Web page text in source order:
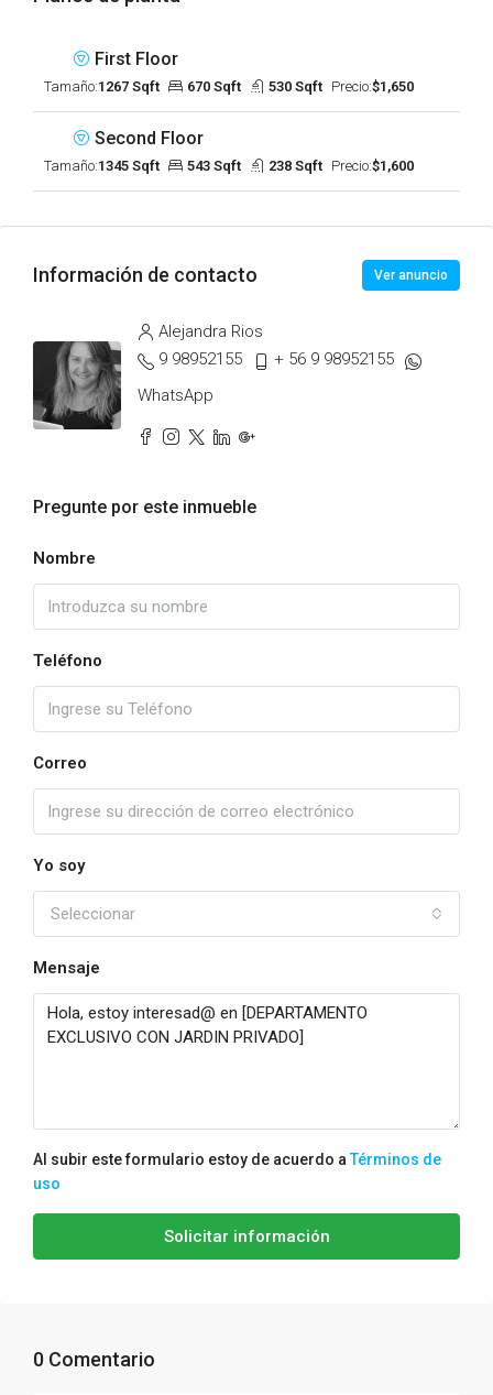
First Floor
Tamaño:1267 Sqft 670 Sqft 530 Sqft Precio:$1,650
Second Floor
Tamaño:1345 Sqft 543 Sqft 238 Sqft Precio:$1,600
Información de contacto Ver anuncio
Alejandra Rios
9 98952155
+ 56 9 98952155
WhatsApp
Pregunte por este inmueble
Nombre
Teléfono
Correo
Yo soy
Seleccionar
Mensaje
Al subir este formulario estoy de acuerdo aTérminos de
uso
Solicitar información
0 Comentario